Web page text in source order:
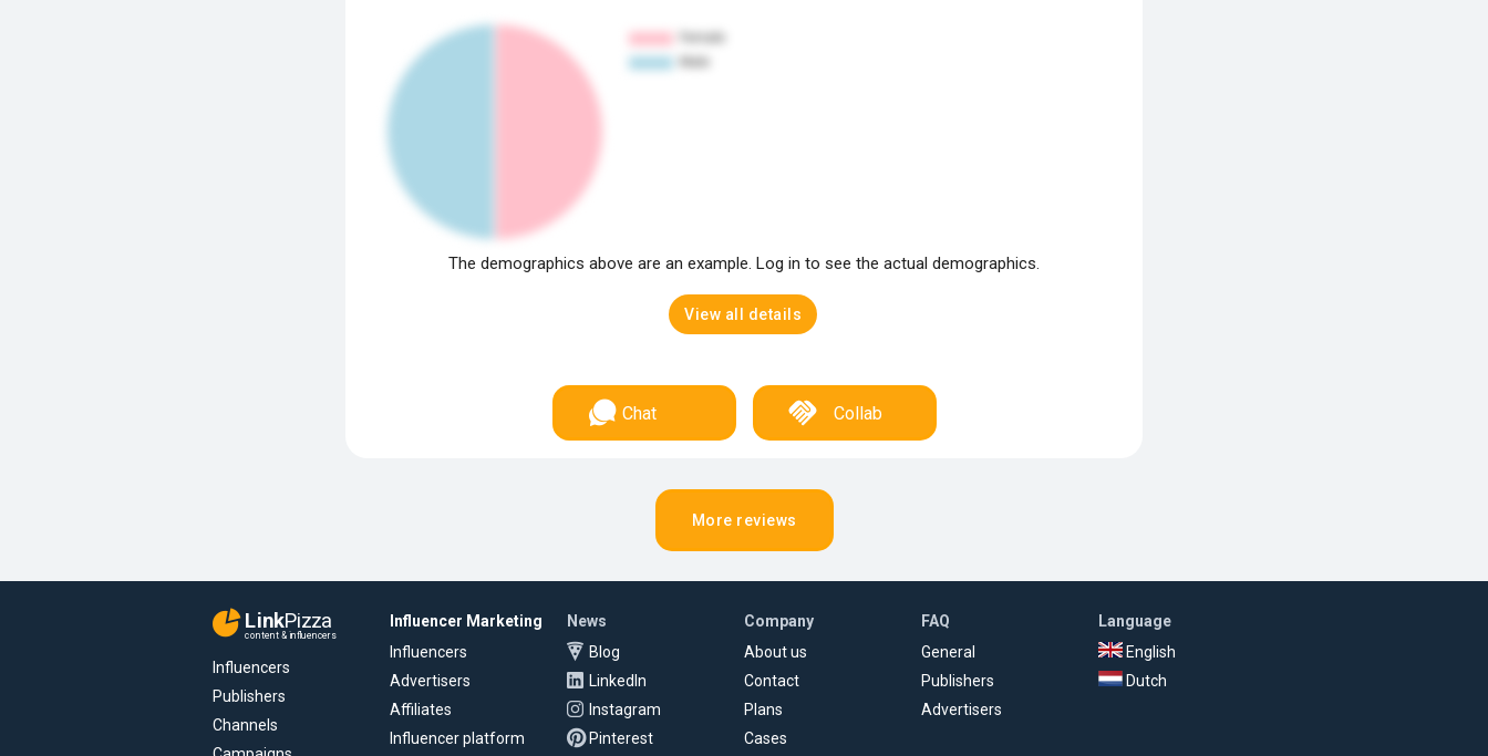
The demographics above are an example. Log in to see the actual demographics.
View all details
Chat Collab
More reviews
LinkPizza
content & influencers
Influencers
Publishers
Channels
Influencer Marketing
Influencers
Advertisers
Affiliates
Influencer platform
News
Blog
LinkedIn
Instagram
Pinterest
Company
About us
Contact
Plans
Cases
FAQ
General
Publishers
Advertisers
Language
English
Dutch